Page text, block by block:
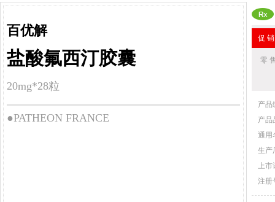
百优解
盐酸氟西汀胶囊
20mg*28粒
●PATHEON FRANCE
促
零
产品
产品
通用
生产
上
注册